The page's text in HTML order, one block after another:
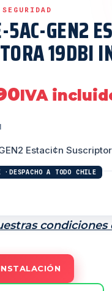
GEN2
19DBI
IVA
Estaci¢n
condiciones